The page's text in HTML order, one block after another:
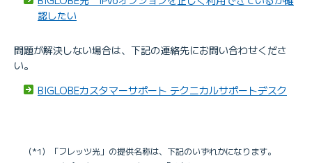
認したい
問題が解決しない場合は、下記の連絡先にお問い合わせくださ
い。
BIGLOBEカスタマーサポート テクニカルサポートデスク
（*1）「フレッツ光」の提供名称は、下記のいずれかになります。